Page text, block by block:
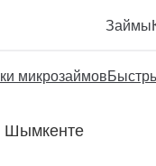
Займы
микрозаймов
Шымкенте